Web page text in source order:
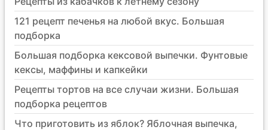
121 рецепт печенья на любой вкус. Большая
подборка
Большая подборка кексовой выпечки. Фунтовые
кексы, маффины и капкейки
Рецепты тортов на все случаи жизни. Большая
подборка рецептов
Что приготовить из яблок? Яблочная выпечка,